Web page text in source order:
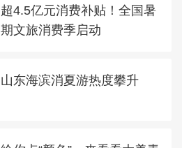
超4.5亿元消费补贴！全国暑
期文旅消费季启动
山东海滨消夏游热度攀升